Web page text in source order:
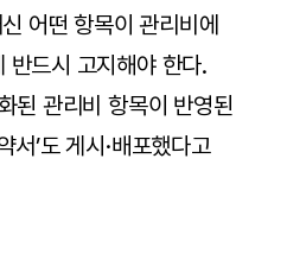
어떤 항목이 관리비에
반드시 고지해야 한다.
된 관리비 항목이 반영된
서’도 게시·배포했다고